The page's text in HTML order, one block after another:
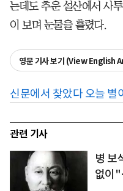
는데도 추운 설산에서 사
이 보며 눈물을 흘렸다.
영문 기사 보기 (View English
신문에서 찾았다 오늘 별
관련 기사
병 보
없이